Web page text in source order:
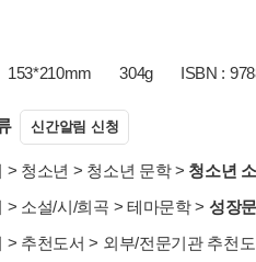
153*210mm 304g ISBN :
신간알림 신청
> 청소년 > 청소년 문학> 청소년
> 소설/시/희곡 > 테마문학> 성장
> 추천도서 > 외부/전문기관 추천